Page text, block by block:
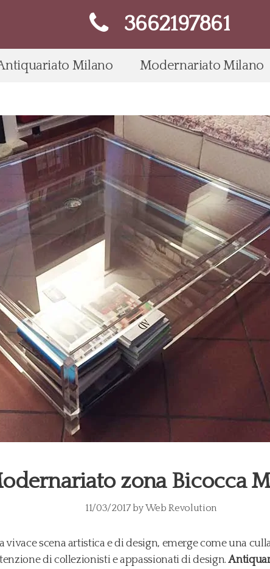
3662197861
Milano Modernariato Milano
zona Bicocca
11/03/2017byWeb Revolution
vivace scena artistica e di design, emerge come una
di collezionisti e appassionati di design.